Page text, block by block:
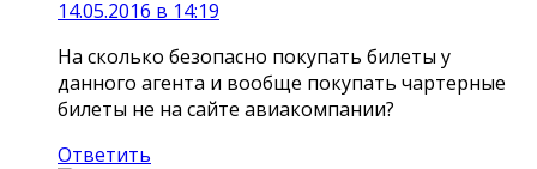
14.05.2016 в 14:19
На сколько безопасно покупать билеты у
данного агента и вообще покупать чартерные
билеты не на сайте авиакомпании?
Ответить